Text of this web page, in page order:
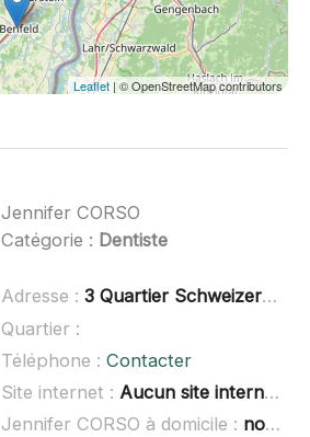
Leaflet | © OpenStreetMap contributors
Jennifer CORSO
Catégorie : Dentiste
Adresse : 3 Quartier Schweizerhof, 67280 Niederhaslach
Quartier :
Téléphone : Contacter
Site internet : Aucun site internet connu
Jennifer CORSO à domicile : non renseigné